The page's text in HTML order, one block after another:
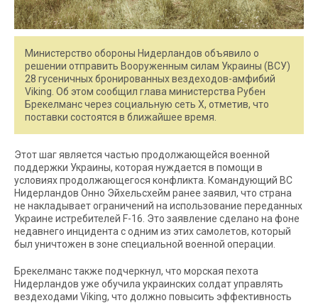
Министерство обороны Нидерландов объявило о
решении отправить Вооруженным силам Украины (ВСУ)
28 гусеничных бронированных вездеходов-амфибий
Viking. Об этом сообщил глава министерства Рубен
Брекелманс через социальную сеть X, отметив, что
поставки состоятся в ближайшее время.
Этот шаг является частью продолжающейся военной
поддержки Украины, которая нуждается в помощи в
условиях продолжающегося конфликта. Командующий ВС
Нидерландов Онно Эйхельсхейм ранее заявил, что страна
не накладывает ограничений на использование переданных
Украине истребителей F-16. Это заявление сделано на фоне
недавнего инцидента с одним из этих самолетов, который
был уничтожен в зоне специальной военной операции.
Брекелманс также подчеркнул, что морская пехота
Нидерландов уже обучила украинских солдат управлять
вездеходами Viking, что должно повысить эффективность